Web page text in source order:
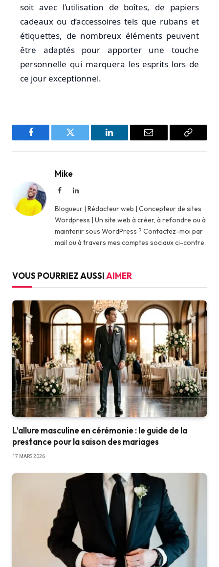
soit avec l’utilisation de boîtes, de papiers
cadeaux ou d’accessoires tels que rubans et
étiquettes, de nombreux éléments peuvent
être adaptés pour apporter une touche
personnelle qui marquera les esprits lors de
ce jour exceptionnel.
Facebook Twitter LinkedIn Email
Copy
Mike
FacebookLinkedIn
Blogueur | Rédacteur web | Concepteur de sites
Wordpress | Un site web à créer, à refondre ou à
maintenir sous WordPress ? Contactez-moi par
mail ou à travers mes comptes sociaux ci-contre.
VOUS POURRIEZ AUSSIAIMER
L’allure masculine en cérémonie : le guide de la
prestance pour la saison des mariages
17 MARS 2026